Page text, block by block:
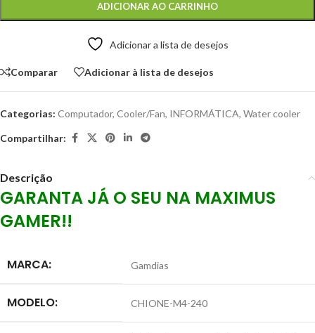
ADICIONAR AO CARRINHO
Adicionar a lista de desejos
Comparar Adicionar à lista de desejos
Categorias: Computador, Cooler/Fan, INFORMÁTICA, Water cooler
Compartilhar:
Descrição
GARANTA JÁ O SEU NA MAXIMUS
GAMER!!
MARCA: Gamdias
MODELO: CHIONE-M4-240